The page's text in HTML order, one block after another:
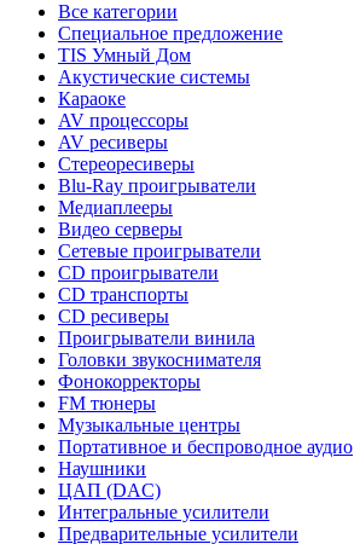
Все категории
Специальное предложение
TIS Умный Дом
Акустические системы
Караоке
AV процессоры
AV ресиверы
Стереоресиверы
Blu-Ray проигрыватели
Медиаплееры
Видео серверы
Сетевые проигрыватели
CD проигрыватели
CD транспорты
CD ресиверы
Проигрыватели винила
Головки звукоснимателя
Фонокорректоры
FM тюнеры
Музыкальные центры
Портативное и беспроводное аудио
Наушники
ЦАП (DAC)
Интегральные усилители
Предварительные усилители